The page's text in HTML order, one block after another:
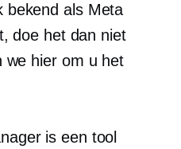
bekend als Meta
doe het dan niet
we hier om u het
is een tool